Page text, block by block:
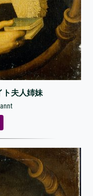
ト夫人姉妹